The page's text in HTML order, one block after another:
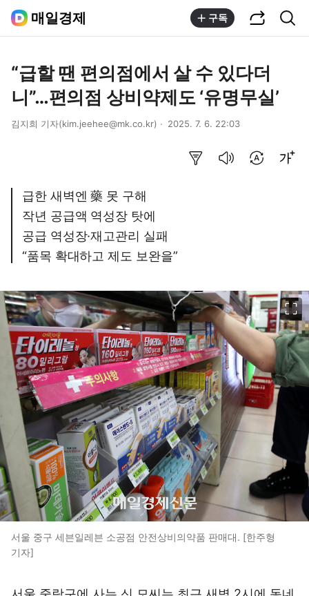
매일경제 구독
“급할 땐 편의점에서 살 수 있다더
니”…편의점 상비약제도 ‘유명무실’
김지희 기자(kim.jeehee@mk.co.kr) 2025. 7. 6. 22:03
급한 새벽엔 藥 못 구해
작년 공급액 역성장 탓에
공급 역성장·재고관리 실패
“품목 확대하고 제도 보완을”
서울 중구 세븐일레븐 소공점 안전상비의약품 판매대. [한주형
기자]